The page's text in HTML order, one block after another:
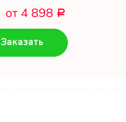
от 4 898 Р
Заказать